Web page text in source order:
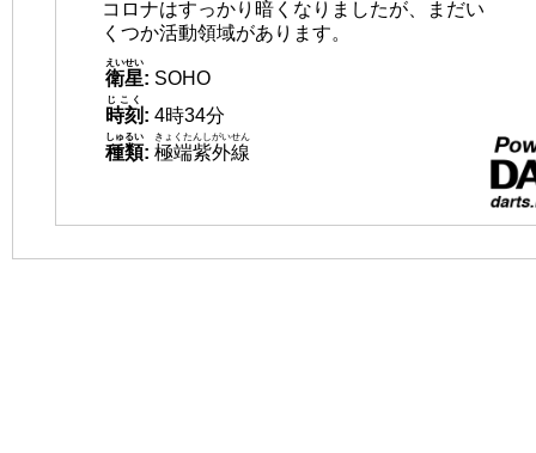
コロナはすっかり暗くなりましたが、まだい
くつか活動領域があります。
衛星
えいせい
: SOHO
時刻
じこく
: 4時34分
種類
しゅるい
: 極端紫外線
きょくたんしがいせん